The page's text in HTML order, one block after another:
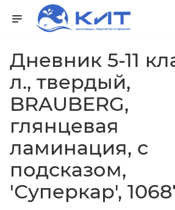
Дневник 5-11
л., твердый,
BRAUBERG,
глянцевая
ламинация, с
подсказом,
'Суперкар',